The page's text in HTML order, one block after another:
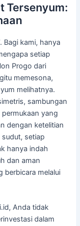
Tersenyum:
Bagi kami, hanya
setiap
Progo dari
memesona,
melihatnya.
sambungan
yang
dengan ketelitian
setiap
hanya indah
dan aman
berbicara melalui
Anda tidak
dalam